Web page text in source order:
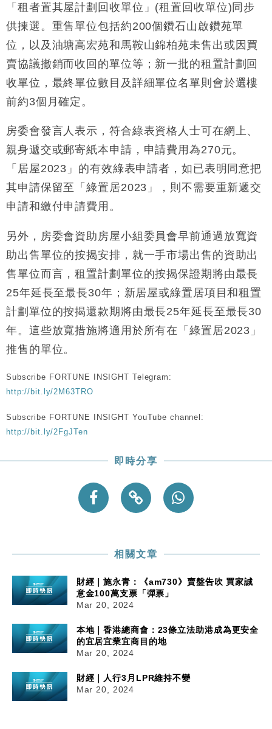
17:40
財經｜本港6月零售額連升14個月 珠寶鐘錶銷售升勢
最強
16:33
財經｜滙控重啟最多10億美元回購 派息比率目標維持
50%
15:11
財經｜SHEIN傳最快8月中招股 估值料降至400億美
元以下
「租者置其屋計劃回收單位」(租置回收單位)同步
供揀選。重售單位包括約200個鑽石山啟鑽苑單
位，以及油塘高宏苑和馬鞍山錦柏苑未售出或因買
賣協議撤銷而收回的單位等；新一批的租置計劃回
收單位，最終單位數目及詳細單位名單則會於選樓
前約3個月確定。
房委會發言人表示，符合綠表資格人士可在網上、
親身遞交或郵寄紙本申請，申請費用為270元。
「居屋2023」的有效綠表申請者，如已表明同意把
其申請保留至「綠置居2023」，則不需要重新遞交
申請和繳付申請費用。
另外，房委會資助房屋小組委員會早前通過放寬資
助出售單位的按揭安排，就一手市場出售的資助出
售單位而言，租置計劃單位的按揭保證期將由最長
25年延長至最長30年；新居屋或綠置居項目和租置
計劃單位的按揭還款期將由最長25年延長至最長30
年。這些放寬措施將適用於所有在「綠置居2023」
推售的單位。
Subscribe FORTUNE INSIGHT Telegram:
http://bit.ly/2M63TRO
Subscribe FORTUNE INSIGHT YouTube channel:
http://bit.ly/2FgJTen
即時分享
相關文章
財經｜施永青：《am730》賣盤告吹 買家誠
意金100萬支票「彈票」
Mar 20, 2024
本地｜香港總商會：23條立法助港成為更安全
的宜居宜業宜商目的地
Mar 20, 2024
財經｜人行3月LPR維持不變
Mar 20, 2024